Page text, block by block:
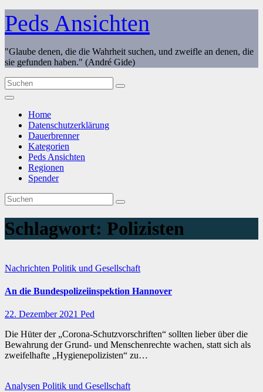
Zum
Inhalt
springen
Peds Ansichten
"Glaube denen, die die Wahrheit suchen, und zweifle an denen, die
sie gefunden haben." (André Gide)
Home
Datenschutzerklärung
Dauerbrenner
Kategorien
Peds Ansichten
Regionen
Spender
Schlagwort: Polizisten
Nachrichten Politik und Gesellschaft
An die Bundespolizeiinspektion Hannover
22. Dezember 2021 Ped
Die Hüter der „Corona-Schutzvorschriften“ sollten lieber über die
Bewahrung der Grund- und Menschenrechte wachen, statt sich als
zweifelhafte „Hygienepolizisten“ zu…
Analysen Politik und Gesellschaft